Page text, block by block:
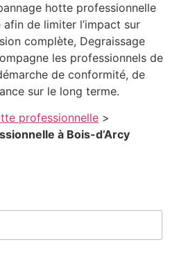
hotte professionnelle
de limiter l’impact sur
complète, Degraissage
les professionnels de
de conformité, de
sur le long terme.
professionnelle >
à Bois-d’Arcy